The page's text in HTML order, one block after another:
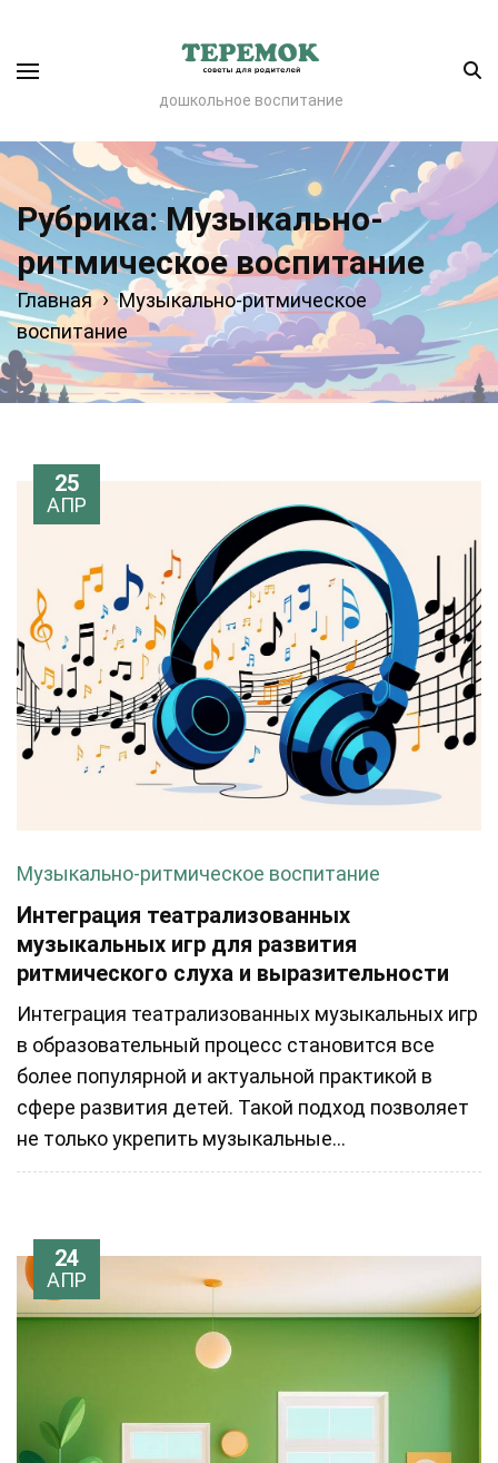
дошкольное воспитание
Рубрика:Музыкально-
ритмическое воспитание
Главная › Музыкально-ритмическое
воспитание
25
АПР
Музыкально-ритмическое воспитание
Интеграция театрализованных
музыкальных игр для развития
ритмического слуха и выразительности
Интеграция театрализованных музыкальных игр
в образовательный процесс становится все
более популярной и актуальной практикой в
сфере развития детей. Такой подход позволяет
не только укрепить музыкальные...
24
АПР